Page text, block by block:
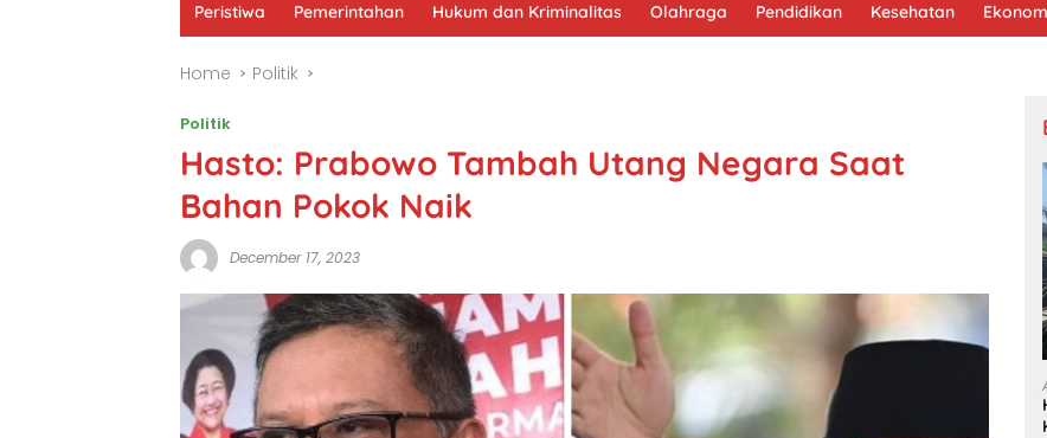
Peristiwa Pemerintahan Hukum dan Kriminalitas Olahraga Pendidikan Kesehatan
Home Politik
Politik
Hasto: Prabowo Tambah Utang Negara Saat
Bahan Pokok Naik
December 17, 2023